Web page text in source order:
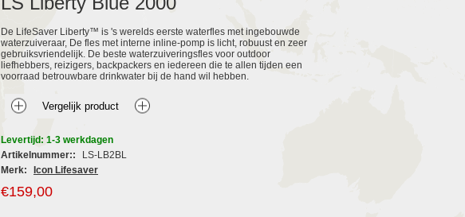
De LifeSaver Liberty™ is 's werelds eerste waterfles met ingebouwde
waterzuiveraar, De fles met interne inline-pomp is licht, robuust en zeer
gebruiksvriendelijk. De beste waterzuiveringsfles voor outdoor
liefhebbers, reizigers, backpackers en iedereen die te allen tijden een
voorraad betrouwbare drinkwater bij de hand wil hebben.
Levertijd: 1-3 werkdagen
Artikelnummer::
LS-LB2BL
Merk:
Icon Lifesaver
€159,00